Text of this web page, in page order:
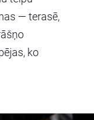
— terasē,
ko